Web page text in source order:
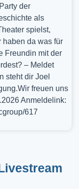
der
als
spielst,
haben da was für
Freundin mit der
– Meldet
steht dir Joel
freuen uns
Anmeldelink:
617